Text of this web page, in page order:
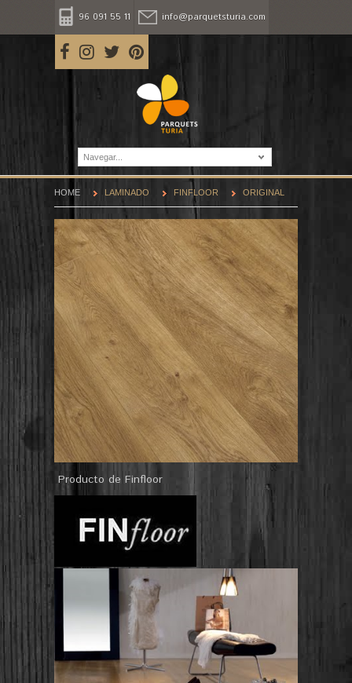
96 091 55 11 info@parquetsturia.com
Navegar...
HOME LAMINADO FINFLOOR ORIGINAL
Producto de Finfloor